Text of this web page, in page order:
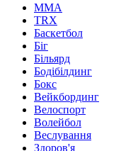
MMA
TRX
Баскетбол
Біг
Більярд
Бодібілдинг
Бокс
Вейкбординг
Велоспорт
Волейбол
Веслування
Здоров'я